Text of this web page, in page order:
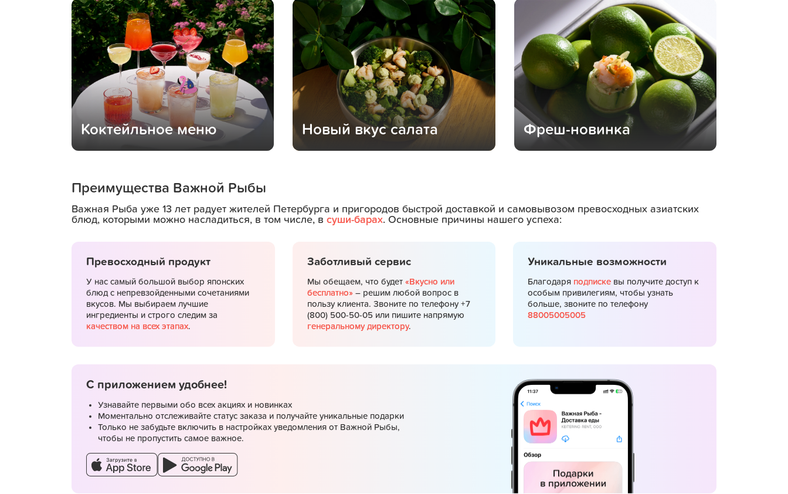
Коктейльное меню Новый вкус салата Фреш-новинка
Преимущества Важной Рыбы
Важная Рыба уже 13 лет радует жителей Петербурга и пригородов быстрой доставкой и самовывозом превосходных азиатских
блюд, которыми можно насладиться, в том числе, в суши-барах. Основные причины нашего успеха:
Превосходный продукт
У нас самый большой выбор японских
блюд с непревзойденными сочетаниями
вкусов. Мы выбираем лучшие
ингредиенты и строго следим за
качеством на всех этапах.
Заботливый сервис
Мы обещаем, что будет «Вкусно или
бесплатно»– решим любой вопрос в
пользу клиента. Звоните по телефону +7
(800) 500-50-05 или пишите напрямую
генеральному директору.
Уникальные возможности
Благодаря подписке вы получите доступ к
особым привилегиям, чтобы узнать
больше, звоните по телефону
88005005005
С приложением удобнее!
Узнавайте первыми обо всех акциях и новинках
Моментально отслеживайте статус заказа и получайте уникальные подарки
Только не забудьте включить в настройках уведомления от Важной Рыбы,
чтобы не пропустить самое важное.